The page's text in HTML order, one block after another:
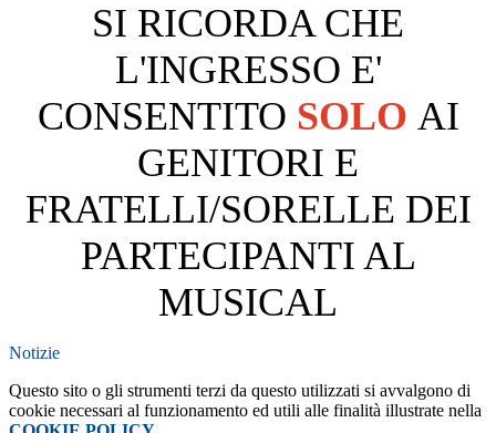
SI RICORDA CHE
L'INGRESSO E'
CONSENTITO SOLO AI
GENITORI E
FRATELLI/SORELLE DEI
PARTECIPANTI AL
MUSICAL
Notizie
Questo sito o gli strumenti terzi da questo utilizzati si avvalgono di
cookie necessari al funzionamento ed utili alle finalità illustrate nella